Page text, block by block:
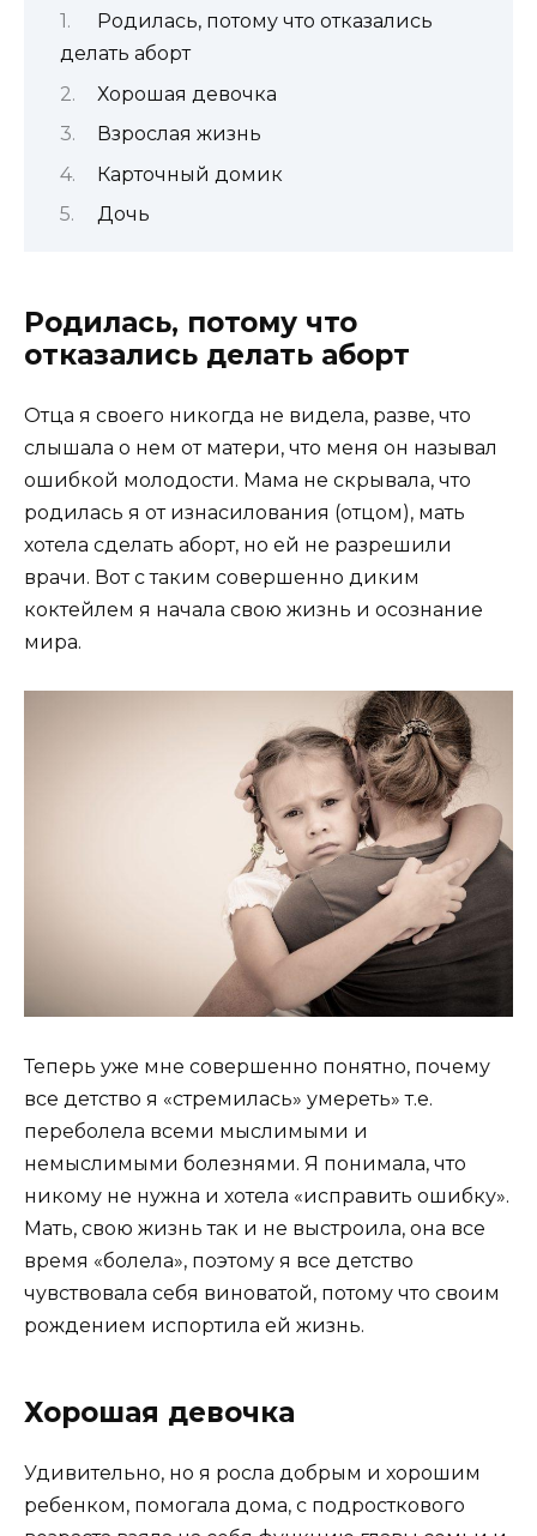
Родилась, потому что отказались
делать аборт
Хорошая девочка
Взрослая жизнь
Карточный домик
Дочь
Родилась, потому что
отказались делать аборт
Отца я своего никогда не видела, разве, что
слышала о нем от матери, что меня он называл
ошибкой молодости. Мама не скрывала, что
родилась я от изнасилования (отцом), мать
хотела сделать аборт, но ей не разрешили
врачи. Вот с таким совершенно диким
коктейлем я начала свою жизнь и осознание
мира.
Теперь уже мне совершенно понятно, почему
все детство я «стремилась» умереть» т.е.
переболела всеми мыслимыми и
немыслимыми болезнями. Я понимала, что
никому не нужна и хотела «исправить ошибку».
Мать, свою жизнь так и не выстроила, она все
время «болела», поэтому я все детство
чувствовала себя виноватой, потому что своим
рождением испортила ей жизнь.
Хорошая девочка
Удивительно, но я росла добрым и хорошим
ребенком, помогала дома, с подросткового